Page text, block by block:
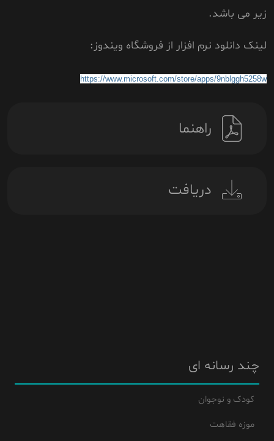
زیر می باشد.
لینک دانلود نرم افزار از فروشگاه ویندوز:
https://www.microsoft.com/store/apps/9nblggh5258w
راهنما
دریافت
چند رسانه ای
کودک و نوجوان
موزه فقاهت